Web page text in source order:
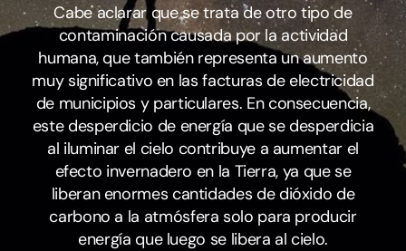
Cabe aclarar que se trata de otro tipo de
contaminación causada por la actividad
humana, que también representa un aumento
muy significativo en las facturas de electricidad
de municipios y particulares. En consecuencia,
este desperdicio de energía que se desperdicia
al iluminar el cielo contribuye a aumentar el
efecto invernadero en la Tierra, ya que se
liberan enormes cantidades de dióxido de
carbono a la atmósfera solo para producir
energía que luego se libera al cielo.